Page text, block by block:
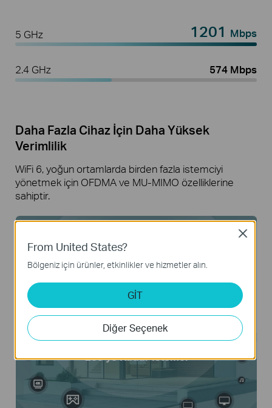
5 GHz 1201 Mbps
2.4 GHz 574 Mbps
Daha Fazla Cihaz İçin Daha Yüksek
Verimlilik
WiFi 6, yoğun ortamlarda birden fazla istemciyi
yönetmek için OFDMA ve MU-MIMO özelliklerine
sahiptir.
250'ye Kadar İstemci
From United States?
Bölgeniz için ürünler, etkinlikler ve hizmetler alın.
GİT
Diğer Seçenek
Close